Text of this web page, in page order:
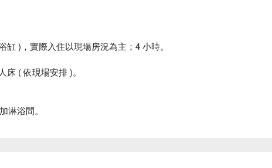
缸 )，實際入住以現場房況為主；4 小時。
床 ( 依現場安排 )。
淋浴間。